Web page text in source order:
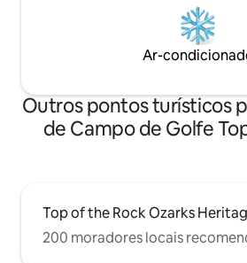
Ar-
Outros pontos turísticos
de Campo de Golfe
Top of the Rock Ozarks
200 moradores locais